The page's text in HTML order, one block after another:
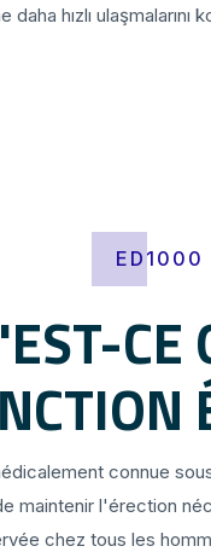
hızlı ulaşmalarını
ED1000
CE
connue
maintenir l'érection
chez tous les